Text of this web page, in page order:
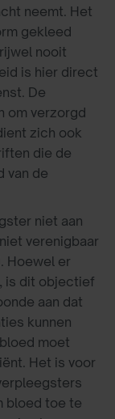
neemt. Het
gekleed
nooit
is hier direct
De
om verzorgd
zich ook
die de
van de
niet aan
verenigbaar
Hoewel er
is dit objectief
aan dat
kunnen
moet
Het is voor
bloed toe te